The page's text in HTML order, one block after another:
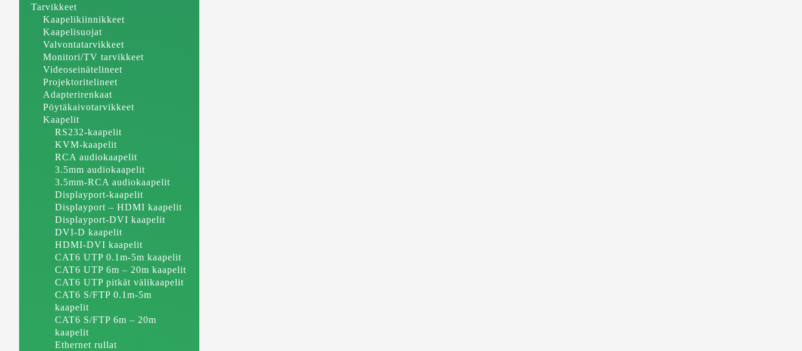
Tarvikkeet
Kaapelikiinnikkeet
Kaapelisuojat
Valvontatarvikkeet
Monitori/TV tarvikkeet
Videoseinätelineet
Projektoritelineet
Adapterirenkaat
Pöytäkaivotarvikkeet
Kaapelit
RS232-kaapelit
KVM-kaapelit
RCA audiokaapelit
3.5mm audiokaapelit
3.5mm-RCA audiokaapelit
Displayport-kaapelit
Displayport – HDMI kaapelit
Displayport-DVI kaapelit
DVI-D kaapelit
HDMI-DVI kaapelit
CAT6 UTP 0.1m-5m kaapelit
CAT6 UTP 6m – 20m kaapelit
CAT6 UTP pitkät välikaapelit
CAT6 S/FTP 0.1m-5m
kaapelit
CAT6 S/FTP 6m – 20m
kaapelit
Ethernet rullat